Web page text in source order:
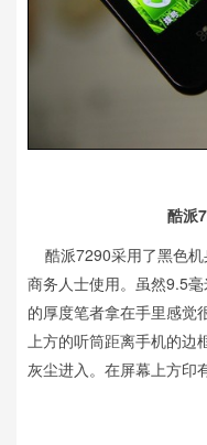
酷派
酷派7290采用了黑色机
商务人士使用。虽然9.5
的厚度笔者拿在手里感觉
上方的听筒距离手机的边
灰尘进入。在屏幕上方印